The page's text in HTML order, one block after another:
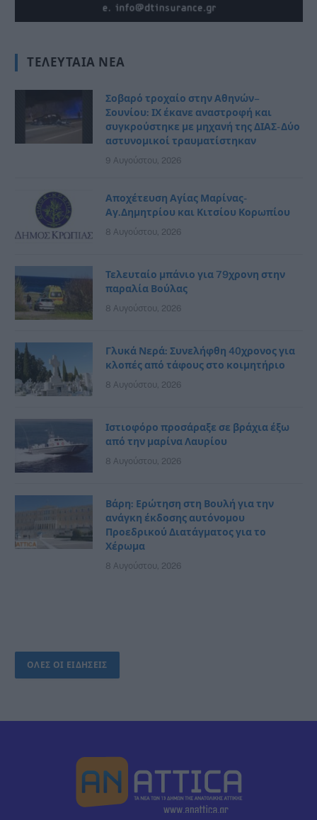
ΤΕΛΕΥΤΑΊΑ ΝΈΑ
Σοβαρό τροχαίο στην Αθηνών–
Σουνίου: ΙΧ έκανε αναστροφή και
συγκρούστηκε με μηχανή της ΔΙΑΣ- Δύο
αστυνομικοί τραυματίστηκαν
9 Αυγούστου, 2026
Αποχέτευση Αγίας Μαρίνας-
Αγ.Δημητρίου και Κιτσίου Κορωπίου
8 Αυγούστου, 2026
Τελευταίο μπάνιο για 79χρονη στην
παραλία Βούλας
8 Αυγούστου, 2026
Γλυκά Νερά: Συνελήφθη 40χρονος για
κλοπές από τάφους στο κοιμητήριο
8 Αυγούστου, 2026
Ιστιοφόρο προσάραξε σε βράχια έξω
από την μαρίνα Λαυρίου
8 Αυγούστου, 2026
Βάρη: Ερώτηση στη Βουλή για την
ανάγκη έκδοσης αυτόνομου
Προεδρικού Διατάγματος για το
Χέρωμα
8 Αυγούστου, 2026
ΟΛΕΣ ΟΙ ΕΙΔΗΣΕΙΣ